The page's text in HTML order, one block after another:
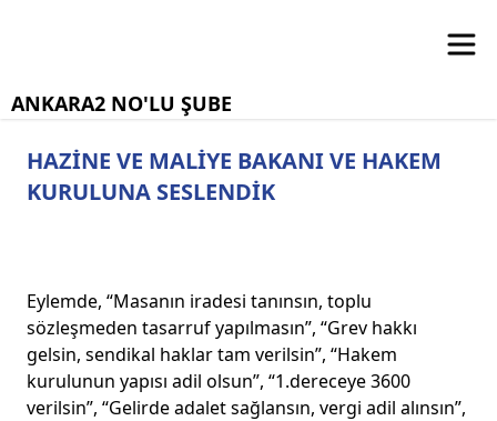
ANKARA2 NO'LU ŞUBE
HAZİNE VE MALİYE BAKANI VE HAKEM
KURULUNA SESLENDİK
Eylemde, “Masanın iradesi tanınsın, toplu
sözleşmeden tasarruf yapılmasın”, “Grev hakkı
gelsin, sendikal haklar tam verilsin”, “Hakem
kurulunun yapısı adil olsun”, “1.dereceye 3600
verilsin”, “Gelirde adalet sağlansın, vergi adil alınsın”,